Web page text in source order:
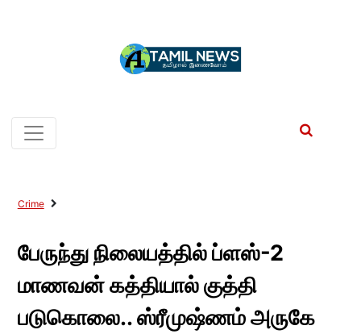
Crime
பேருந்து நிலையத்தில் ப்ளஸ்-2
மாணவன் கத்தியால் குத்தி
படுகொலை.. ஸ்ரீமுஷ்ணம் அருகே